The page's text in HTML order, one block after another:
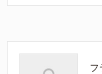
フ